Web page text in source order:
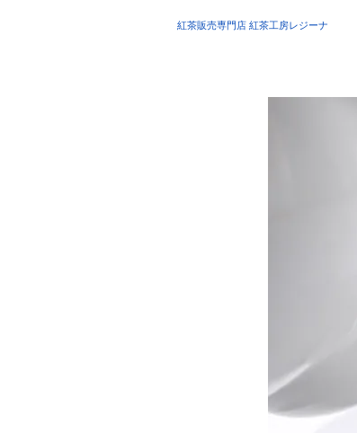
紅茶販売専門店 紅茶工房レジーナ